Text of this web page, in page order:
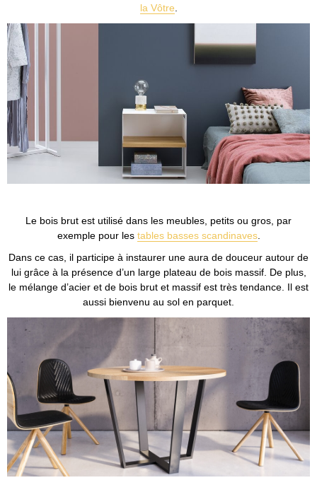
la Vôtre.
Le bois brut est utilisé dans les meubles, petits ou gros, par
exemple pour les tables basses scandinaves.
Dans ce cas, il participe à instaurer une aura de douceur autour de
lui grâce à la présence d’un large plateau de bois massif. De plus,
le mélange d’acier et de bois brut et massif est très tendance. Il est
aussi bienvenu au sol en parquet.